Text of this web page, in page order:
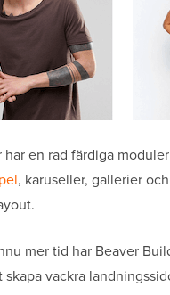
har en rad färdiga
, karuseller, gallerier
mer tid har Beaver
skapa vackra